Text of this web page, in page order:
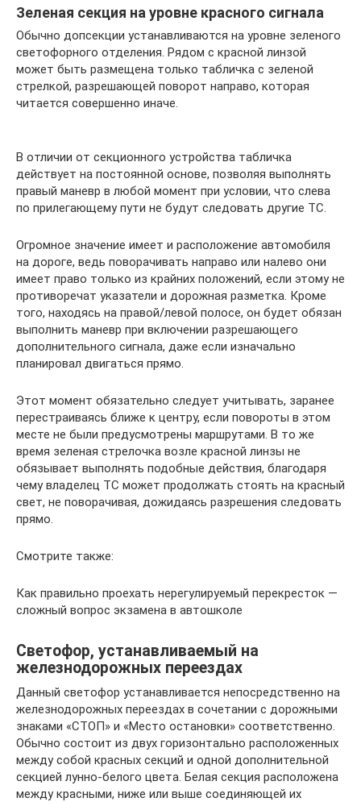
Зеленая секция на уровне красного сигнала
Обычно допсекции устанавливаются на уровне зеленого
светофорного отделения. Рядом с красной линзой
может быть размещена только табличка с зеленой
стрелкой, разрешающей поворот направо, которая
читается совершенно иначе.
В отличии от секционного устройства табличка
действует на постоянной основе, позволяя выполнять
правый маневр в любой момент при условии, что слева
по прилегающему пути не будут следовать другие ТС.
Огромное значение имеет и расположение автомобиля
на дороге, ведь поворачивать направо или налево они
имеет право только из крайних положений, если этому не
противоречат указатели и дорожная разметка. Кроме
того, находясь на правой/левой полосе, он будет обязан
выполнить маневр при включении разрешающего
дополнительного сигнала, даже если изначально
планировал двигаться прямо.
Этот момент обязательно следует учитывать, заранее
перестраиваясь ближе к центру, если повороты в этом
месте не были предусмотрены маршрутами. В то же
время зеленая стрелочка возле красной линзы не
обязывает выполнять подобные действия, благодаря
чему владелец ТС может продолжать стоять на красный
свет, не поворачивая, дожидаясь разрешения следовать
прямо.
Смотрите также:
Как правильно проехать нерегулируемый перекресток —
сложный вопрос экзамена в автошколе
Светофор, устанавливаемый на
железнодорожных переездах
Данный светофор устанавливается непосредственно на
железнодорожных переездах в сочетании с дорожными
знаками «СТОП» и «Место остановки» соответственно.
Обычно состоит из двух горизонтально расположенных
между собой красных секций и одной дополнительной
секцией лунно-белого цвета. Белая секция расположена
между красными, ниже или выше соединяющей их